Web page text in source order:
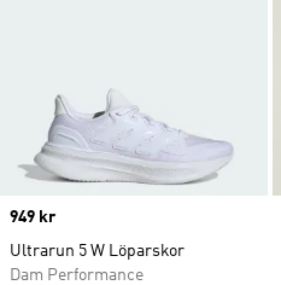
Price
949 kr
Ultrarun 5 W Löparskor
Dam Performance